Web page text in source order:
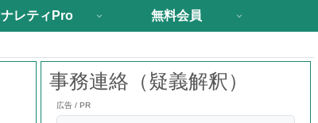
ナレティPro 無料会員
事務連絡（疑義解釈）
広告 / PR